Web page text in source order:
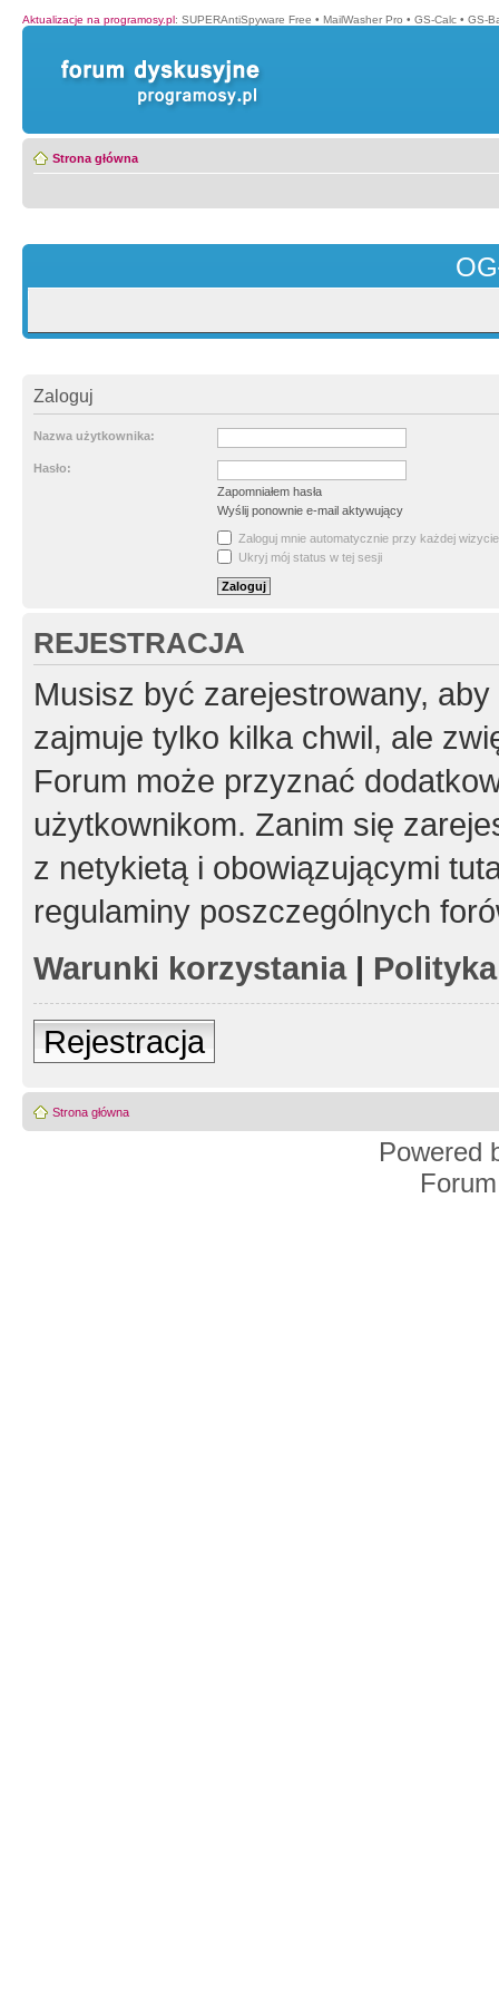
Aktualizacje na programosy.pl: SUPERAntiSpyware Free • MailWasher Pro • GS-Calc • GS-
Strona główna
Zaloguj
Nazwa użytkownika:
Hasło:
Zapomniałem hasła
Wyślij ponownie e-mail aktywujący
Zaloguj mnie automatycznie przy każdej wizycie
Ukryj mój status w tej sesji
REJESTRACJA
Musisz być zarejestrowany,
zajmuje tylko kilka chwil, ale
Forum może przyznać
użytkownikom. Zanim się
z netykietą i obowiązującymi
regulaminy poszczególnych
Warunki korzystania|
Rejestracja
Strona główna
Powered